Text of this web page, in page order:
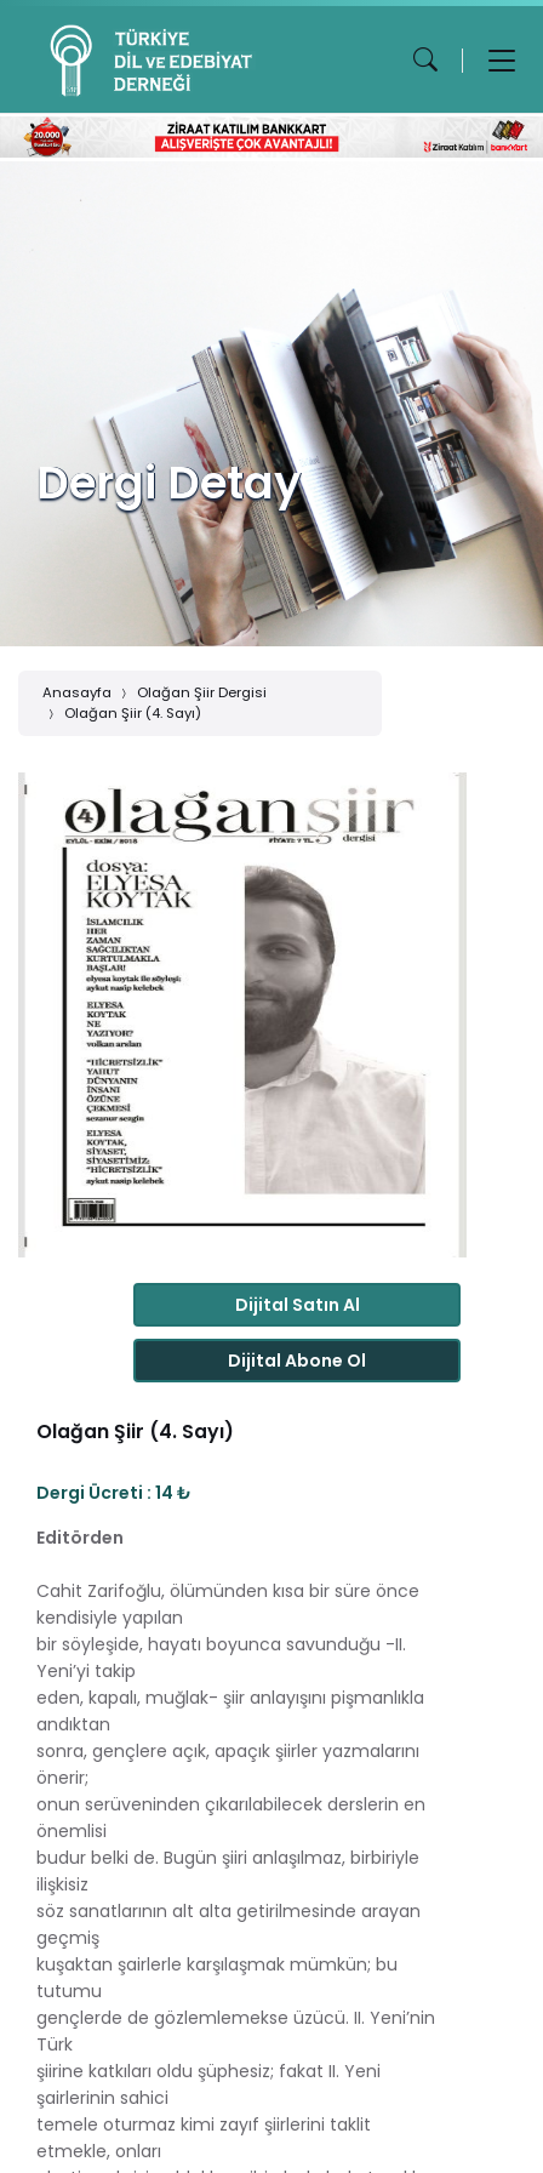
Dergi Detay
Anasayfa
Olağan Şiir Dergisi
Olağan Şiir (4. Sayı)
Dijital Satın Al
Dijital Abone Ol
Olağan Şiir (4. Sayı)
Dergi Ücreti : 14 ₺
Editörden
Cahit Zarifoğlu, ölümünden kısa bir süre önce
kendisiyle yapılan
bir söyleşide, hayatı boyunca savunduğu -II.
Yeni’yi takip
eden, kapalı, muğlak- şiir anlayışını pişmanlıkla
andıktan
sonra, gençlere açık, apaçık şiirler yazmalarını
önerir;
onun serüveninden çıkarılabilecek derslerin en
önemlisi
budur belki de. Bugün şiiri anlaşılmaz, birbiriyle
ilişkisiz
söz sanatlarının alt alta getirilmesinde arayan
geçmiş
kuşaktan şairlerle karşılaşmak mümkün; bu
tutumu
gençlerde de gözlemlemekse üzücü. II. Yeni’nin
Türk
şiirine katkıları oldu şüphesiz; fakat II. Yeni
şairlerinin sahici
temele oturmaz kimi zayıf şiirlerini taklit
etmekle, onları